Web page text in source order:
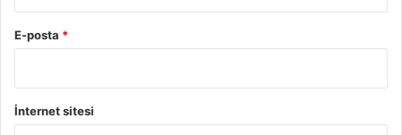
E-posta *
İnternet sitesi